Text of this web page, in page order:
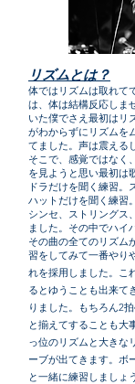
リズムとは？
体ではリズムは取れて
は、体は結構反応しま
いた僕でさえ最初はリ
がわからずにリズムを
てました。声は震える
そこで、感覚ではなく
を見ようと思い最初は
ドラだけを聞く練習。
ハットだけを聞く練習
シンセ、ストリングス
ました。その中でハイ
その曲の全てのリズム
習をしてみて一番やり
れを採用しました。こ
るとゆうことも出来て
りました。もちろん2
と揃えてすることも大
っ位のリズムと大きな
ーブが出てきます。ボ
と一緒に練習しましょう